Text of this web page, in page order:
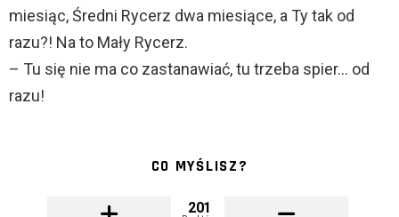
miesiąc, Średni Rycerz dwa miesiące, a Ty tak od
razu?! Na to Mały Rycerz.
– Tu się nie ma co zastanawiać, tu trzeba spier… od
razu!
CO MYŚLISZ?
201